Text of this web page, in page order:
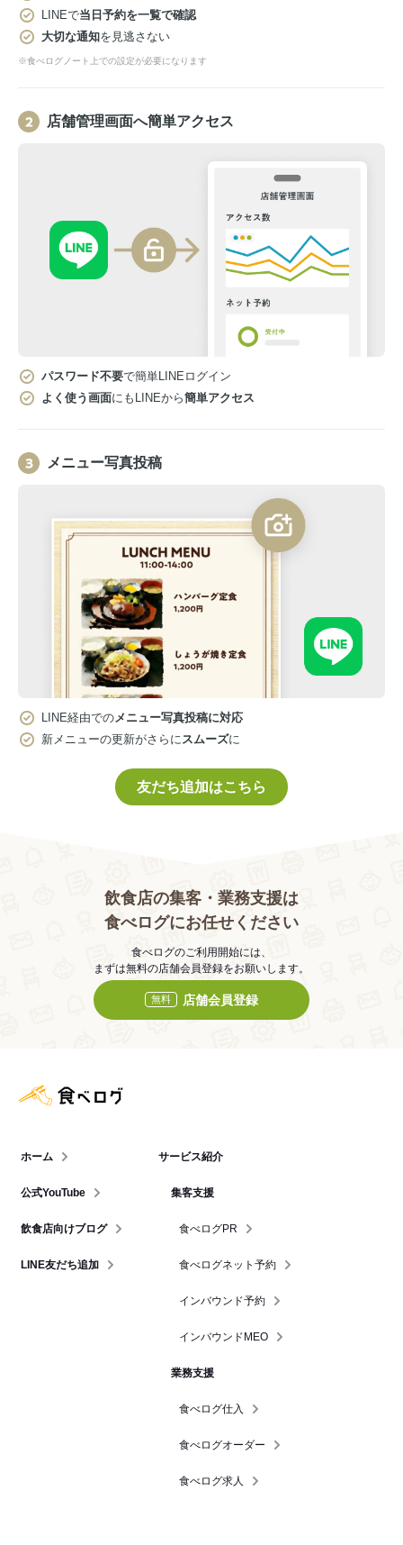
LINEで当日予約を一覧で確認
大切な通知を見逃さない
※食べログノート上での設定が必要になります
店舗管理画面へ簡単アクセス
パスワード不要で簡単LINEログイン
よく使う画面にもLINEから簡単アクセス
メニュー写真投稿
LINE経由でのメニュー写真投稿に対応
新メニューの更新がさらにスムーズに
友だち追加はこちら
飲食店の集客・業務支援は
食べログにお任せください
食べログのご利用開始には、
まずは無料の店舗会員登録をお願いします。
無料 店舗会員登録
ホーム
公式YouTube
飲食店向けブログ
LINE友だち追加
サービス紹介
集客支援
食べログPR
食べログネット予約
インバウンド予約
インバウンドMEO
業務支援
食べログ仕入
食べログオーダー
食べログ求人